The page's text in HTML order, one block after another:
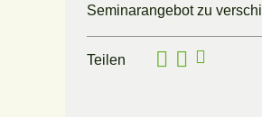
Seminarangebot zu
Teilen